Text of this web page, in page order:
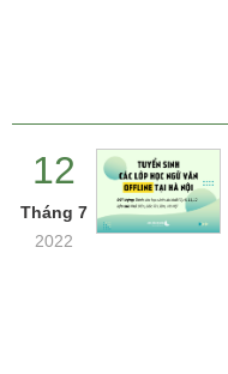
12
Tháng 7
2022